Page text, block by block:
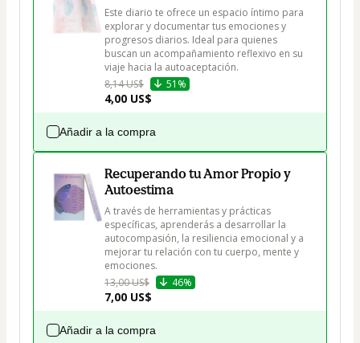
Este diario te ofrece un espacio íntimo para
explorar y documentar tus emociones y
progresos diarios. Ideal para quienes
buscan un acompañamiento reflexivo en su
viaje hacia la autoaceptación.
8,14 US$
51%
4,00 US$
Añadir a la compra
Recuperando tu Amor Propio y
Autoestima
A través de herramientas y prácticas
específicas, aprenderás a desarrollar la
autocompasión, la resiliencia emocional y a
mejorar tu relación con tu cuerpo, mente y
emociones.
13,00 US$
46%
7,00 US$
Añadir a la compra